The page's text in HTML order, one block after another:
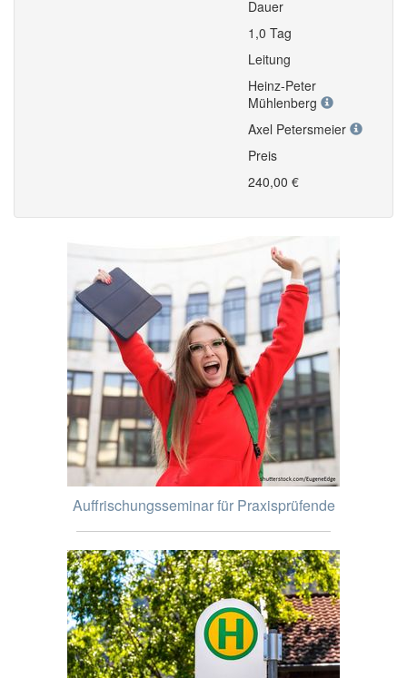
Dauer
1,0 Tag
Leitung
Heinz-Peter
Mühlenberg
Axel Petersmeier
Preis
240,00 €
Auffrischungsseminar für Praxisprüfende